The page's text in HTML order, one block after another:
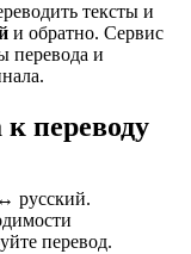
тексты и
и обратно. Сервис
перевода и
переводу
русский.
перевод.